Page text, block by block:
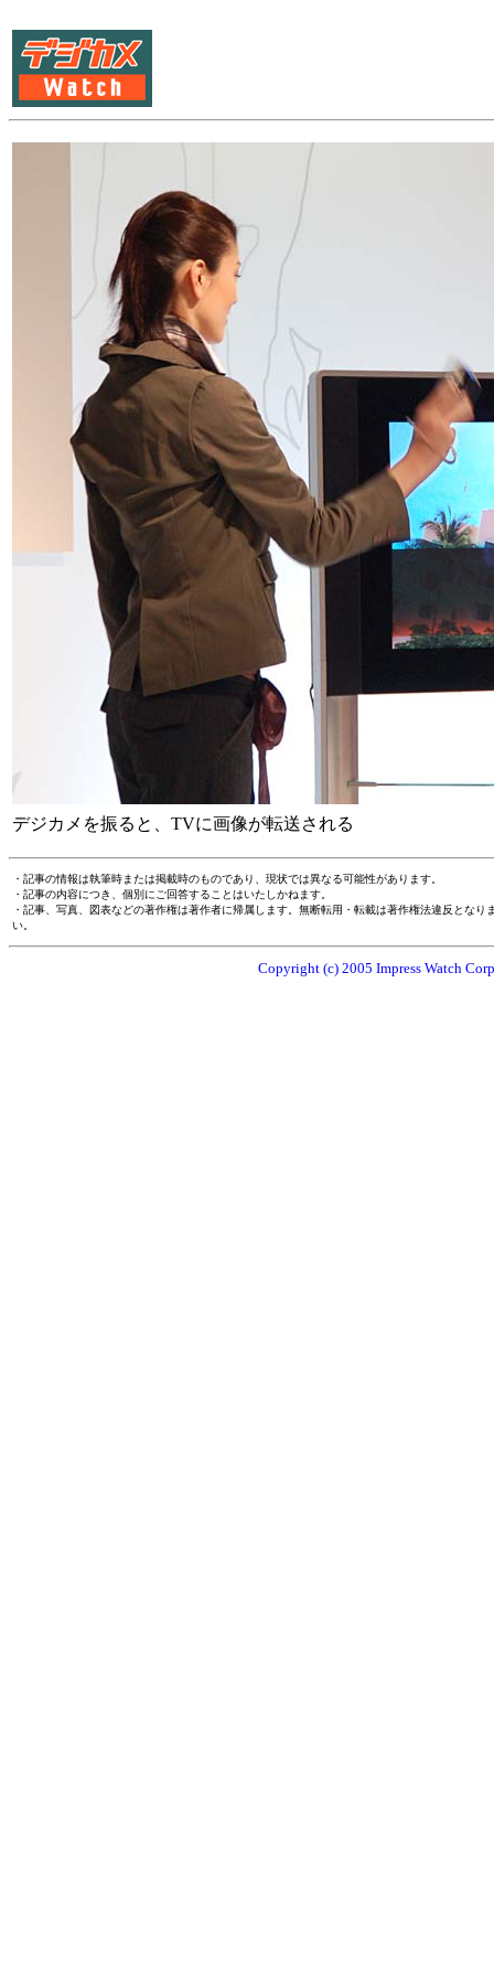
デジカメを振ると、TVに画像が転送される
・記事の情報は執筆時または掲載時のものであり、現状では異なる可能性があります。
・記事の内容につき、個別にご回答することはいたしかねます。
・記事、写真、図表などの著作権は著作者に帰属します。無断転用・転載は著作権法違反とな
い。
Copyright (c) 2005 Impress Watch